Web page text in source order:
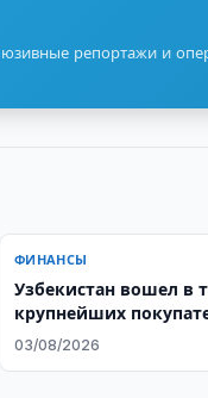
репортажи и
ФИНАНСЫ
Узбекистан вошел в
крупнейших
03/08/2026